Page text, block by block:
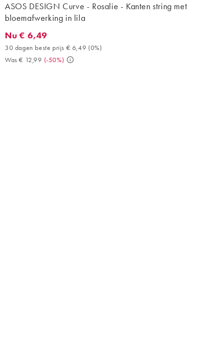
ASOS DESIGN Curve - Rosalie - Kanten string met
bloemafwerking in lila
Nu € 6,49. 30 dagen beste prijs € 6,49 (0%). Was € 12,99. (-
Nu € 6,49
30 dagen beste prijs € 6,49 (0%)
Was € 12,99 (-50%)